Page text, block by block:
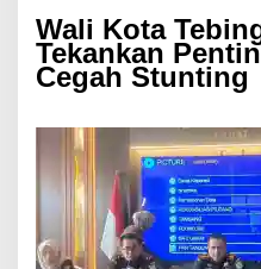
Wali Kota
Tekankan
Cegah Stunting